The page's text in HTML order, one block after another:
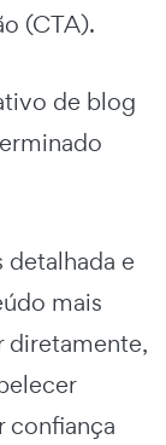
(CTA).
de blog
detalhada e
mais
diretamente,
confiança